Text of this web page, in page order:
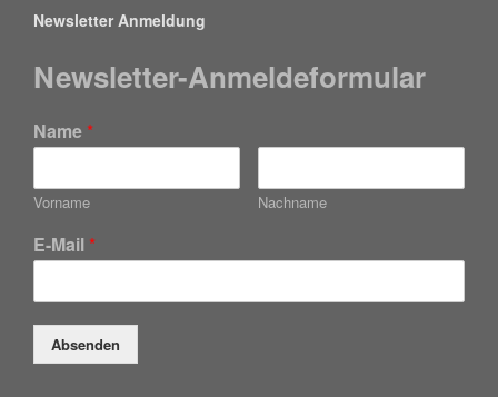
Newsletter Anmeldung
Newsletter-Anmeldeformular
Name *
Vorname Nachname
E-Mail *
Absenden